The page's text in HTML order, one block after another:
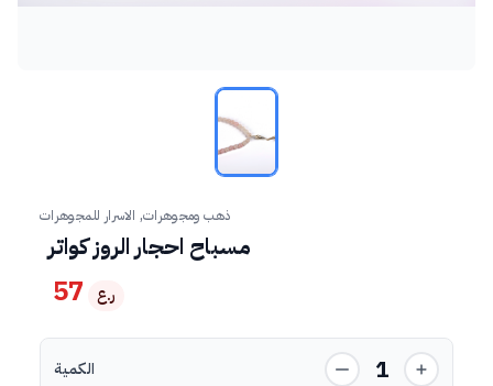
ذهب ومجوهرات, الاسرار للمجوهرات
مسباح احجار الروز كواتر
57 ر.ع
الكمية 1